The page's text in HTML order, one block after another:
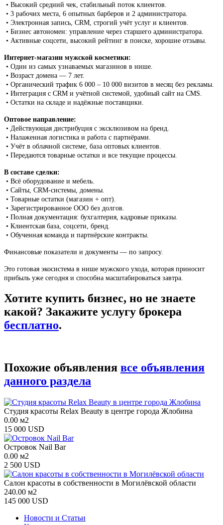
• Высокий средний чек, стабильный поток клиентов.
• 3 рабочих места, 6 опытных барберов и 2 администратора.
• Электронная запись, CRM, строгий учёт услуг и клиентов.
• Бизнес автономен: управление через старшего администратора.
• Активные соцсети, высокий рейтинг в поиске, хорошие отзывы.
Интернет-магазин мужской косметики:
• Один из самых узнаваемых магазинов в нише.
• Возраст домена — 7 лет.
• Органический трафик 6 000 – 10 000 визитов в месяц без рекламы.
• Интеграция с CRM и учётной системой, удобный сайт на CMS.
• Остатки на складе и надёжные поставщики.
Оптовое направление:
• Действующая дистрибуция с эксклюзивом на бренд.
• Налаженная логистика и работа с партнёрами.
• Учёт в облачной системе, база оптовых клиентов.
• Передаются товарные остатки и все текущие процессы.
В составе сделки:
• Всё оборудование и мебель.
• Сайты, CRM-системы, домены.
• Товарные остатки (магазин + опт).
• Зарегистрированное ООО без долгов.
• Полная документация: бухгалтерия, кадровые приказы.
• Клиентская база, соцсети, бренд.
• Обученная команда и партнёрские контракты.
Финансовые показатели и документы — по запросу.
Это готовая экосистема в нише мужского ухода, которая приносит
прибыль уже сегодня и способна масштабироваться завтра.
Хотите купить бизнес, но не знаете
какой? Закажите услугу брокера
бесплатно.
Похожие объявления все объявления
данного раздела
Студия красоты Relax Beauty в центре города Жлобина
0.00 м2
15 000 USD
Островок Nail Bar
0.00 м2
2 500 USD
Салон красоты в собственности в Могилёвской области
240.00 м2
145 000 USD
Новости и Статьи